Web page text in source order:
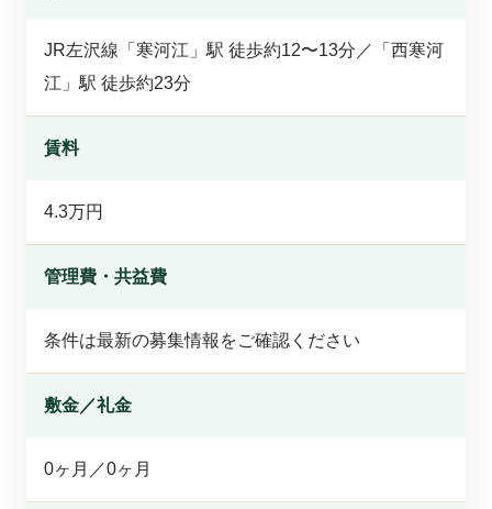
JR左沢線「寒河江」駅 徒歩約12〜13分／「西寒河
江」駅 徒歩約23分
賃料
4.3万円
管理費・共益費
条件は最新の募集情報をご確認ください
敷金／礼金
0ヶ月／0ヶ月